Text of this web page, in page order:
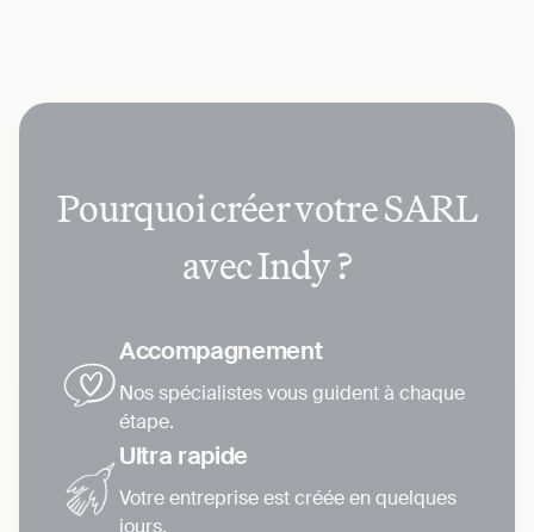
Pourquoi créer votre SARL
avec Indy ?
Accompagnement
Nos spécialistes vous guident à chaque
étape.
Ultra rapide
Votre entreprise est créée en quelques
jours.